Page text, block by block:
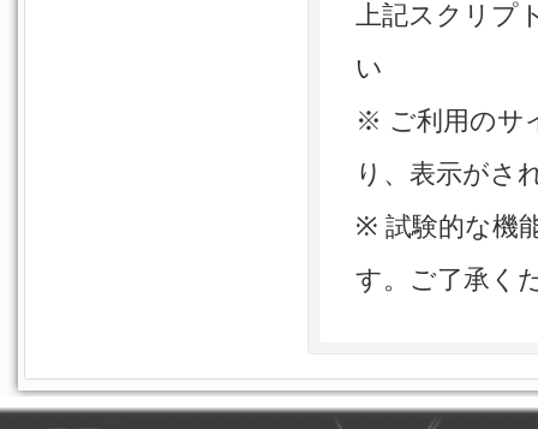
上記スクリプ
い
※ ご利用のサ
り、表示がさ
※ 試験的な機
す。ご了承く